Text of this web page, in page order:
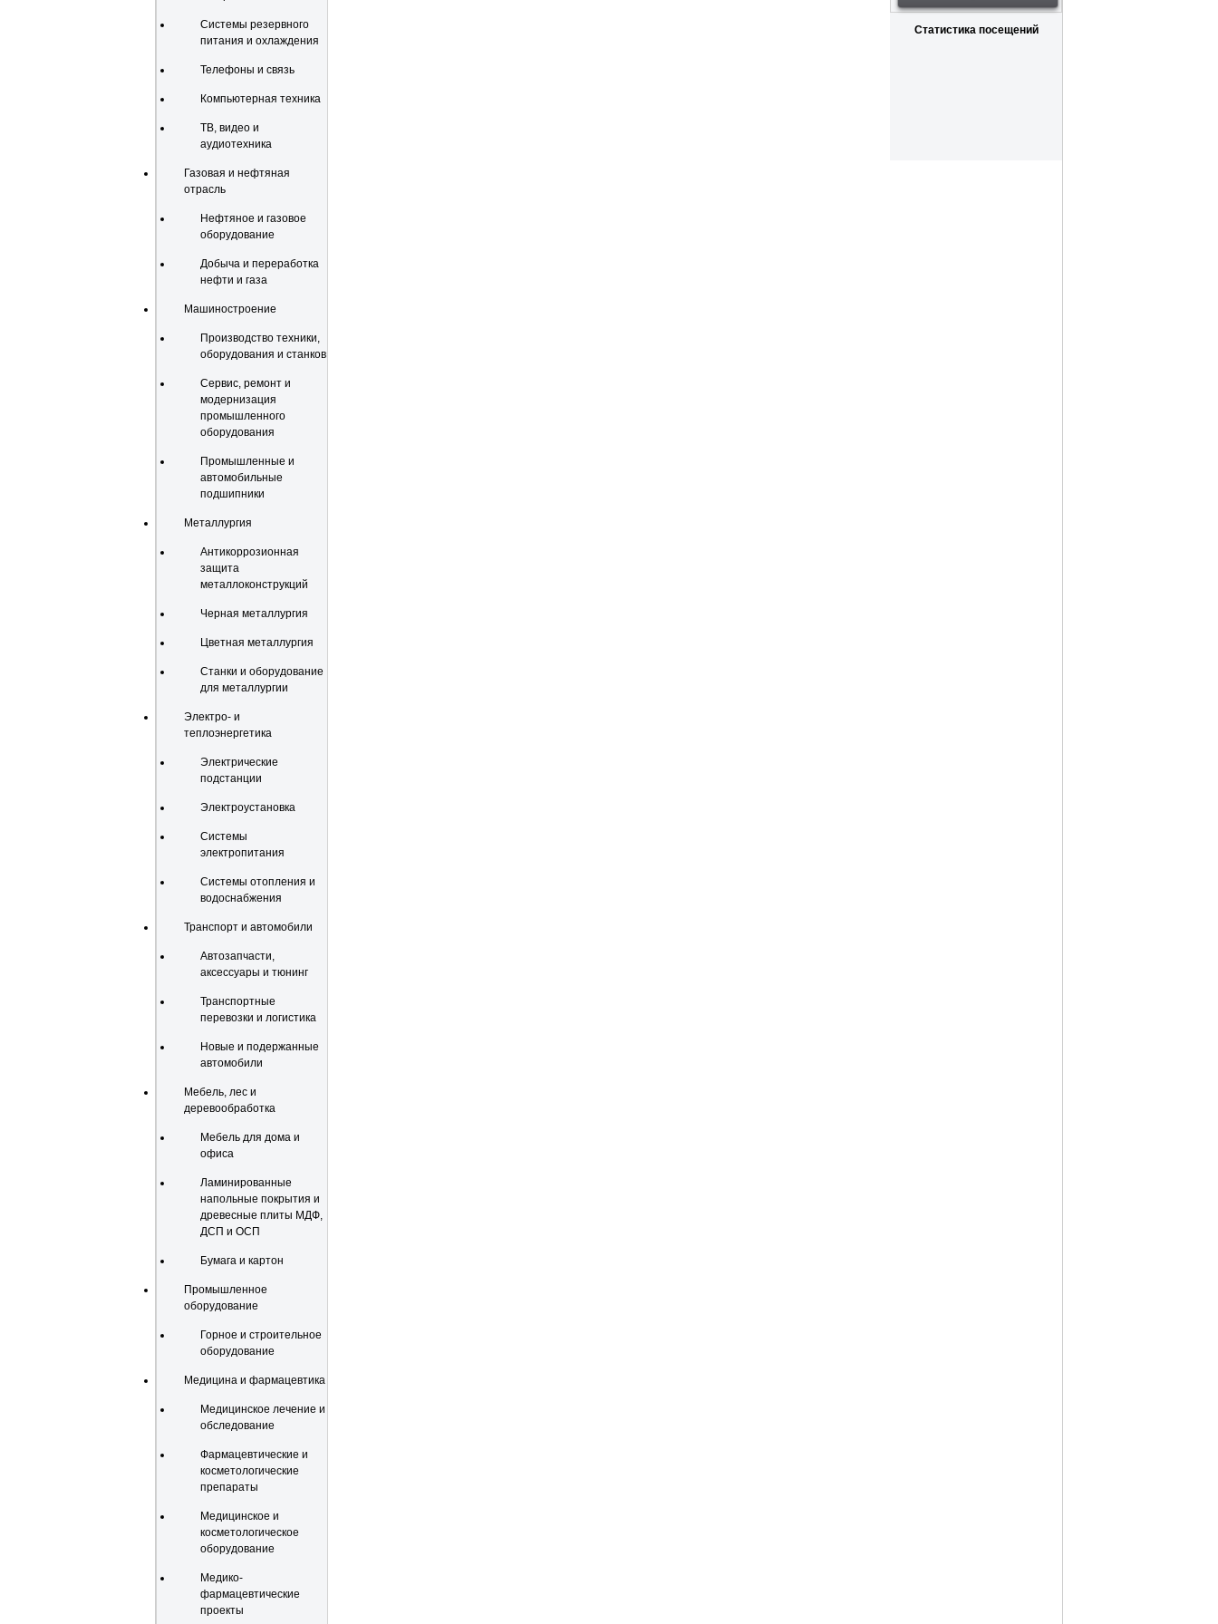
Системы резервного
питания и охлаждения
Телефоны и связь
Компьютерная техника
ТВ, видео и
аудиотехника
Газовая и нефтяная
отрасль
Нефтяное и газовое
оборудование
Добыча и переработка
нефти и газа
Машиностроение
Производство техники,
оборудования и станков
Сервис, ремонт и
модернизация
промышленного
оборудования
Промышленные и
автомобильные
подшипники
Металлургия
Антикоррозионная
защита
металлоконструкций
Черная металлургия
Цветная металлургия
Станки и оборудование
для металлургии
Электро- и
теплоэнергетика
Электрические
подстанции
Электроустановка
Системы
электропитания
Системы отопления и
водоснабжения
Транспорт и автомобили
Автозапчасти,
аксессуары и тюнинг
Транспортные
перевозки и логистика
Новые и подержанные
автомобили
Мебель, лес и
деревообработка
Мебель для дома и
офиса
Ламинированные
напольные покрытия и
древесные плиты МДФ,
ДСП и ОСП
Бумага и картон
Промышленное
оборудование
Горное и строительное
оборудование
Медицина и фармацевтика
Медицинское лечение и
обследование
Фармацевтические и
косметологические
препараты
Медицинское и
косметологическое
оборудование
Медико-
фармацевтические
проекты
Статистика посещений